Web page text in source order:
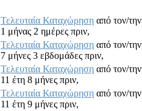
Τελευταία Καταχώρηση από τον/την
1 μήνας 2 ημέρες πριν,
Τελευταία Καταχώρηση από τον/την
7 μήνες 3 εβδομάδες πριν,
Τελευταία Καταχώρηση από τον/την
11 έτη 8 μήνες πριν,
Τελευταία Καταχώρηση από τον/την
11 έτη 9 μήνες πριν,